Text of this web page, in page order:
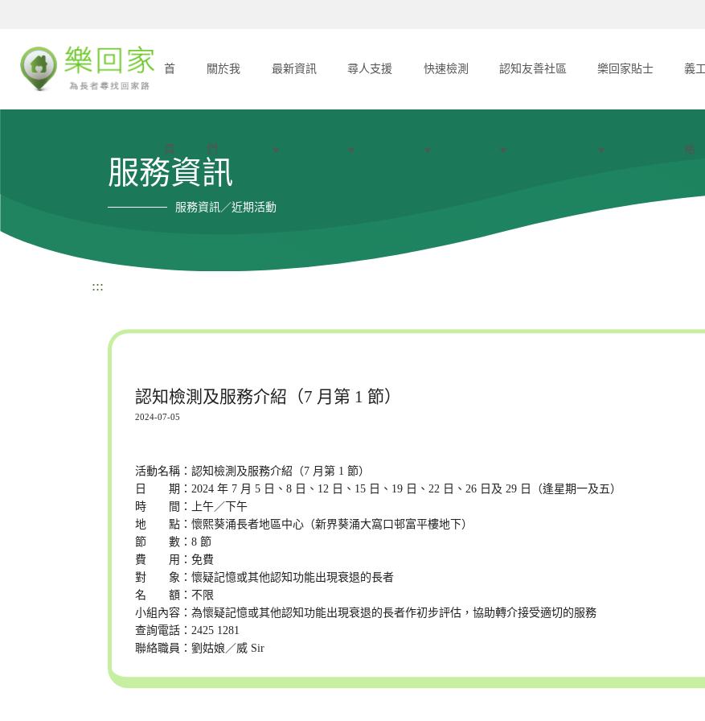
首
頁
關於我
們
最新資訊 尋人支援 快速檢測 認知友善社區 樂回家貼士 義
格
服務資訊
服務資訊／近期活動
:::
認知檢測及服務介紹（7 月第 1 節）
2024-07-05
活動名稱：認知檢測及服務介紹（7 月第 1 節）
日 期：2024 年 7 月 5 日、8 日、12 日、15 日、19 日、22 日、26 日及 29 日（逢星期一及五）
時 間：上午／下午
地 點：懷熙葵涌長者地區中心（新界葵涌大窩口邨富平樓地下）
節 數：8 節
費 用：免費
對 象：懷疑記憶或其他認知功能出現衰退的長者
名 額：不限
小組內容：為懷疑記憶或其他認知功能出現衰退的長者作初步評估，協助轉介接受適切的服務
查詢電話：2425 1281
聯絡職員：劉姑娘／威 Sir